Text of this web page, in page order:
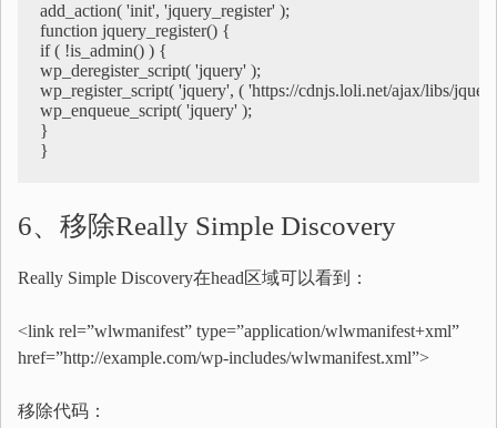
add_action( 'init', 'jquery_register' );
function jquery_register() {
if ( !is_admin() ) {
wp_deregister_script( 'jquery' );
wp_register_script( 'jquery', ( 'https://cdnjs.loli.net/ajax/libs/
wp_enqueue_script( 'jquery' );
}
}
6、移除Really Simple Discovery
Really Simple Discovery在head区域可以看到：
<link rel=”wlwmanifest” type=”application/wlwmanifest+xml”
href=”http://example.com/wp-includes/wlwmanifest.xml”>
移除代码：